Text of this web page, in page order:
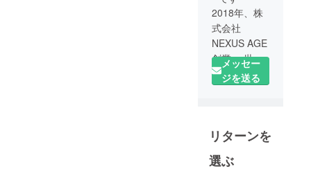
2018年、株
式会社
NEXUS AGE
創業。 世界
には、まだ
知られてい
非常に素晴
を所有して
メッセー
ジを送る
リターンを
選ぶ